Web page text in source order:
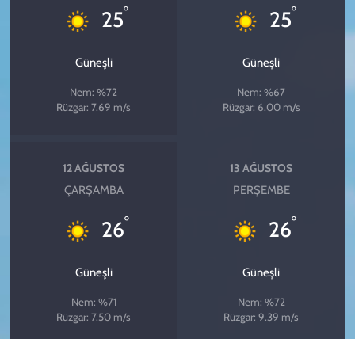
25°
Güneşli
Nem: %72
Rüzgar: 7.69 m/s
25°
Güneşli
Nem: %67
Rüzgar: 6.00 m/s
12 AĞUSTOS
ÇARŞAMBA
26°
Güneşli
Nem: %71
Rüzgar: 7.50 m/s
13 AĞUSTOS
PERŞEMBE
26°
Güneşli
Nem: %72
Rüzgar: 9.39 m/s